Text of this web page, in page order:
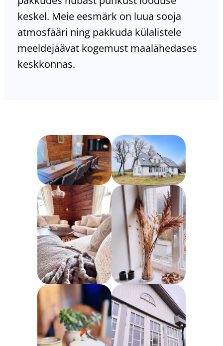
keskel. Meie eesmärk on luua sooja
atmosfääri ning pakkuda külalistele
meeldejäävat kogemust maalähedases
keskkonnas.